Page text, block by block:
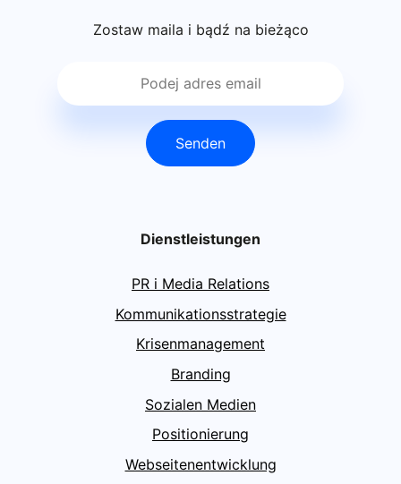
Zostaw maila i bądź na bieżąco
Senden
Dienstleistungen
PR i Media Relations
Kommunikationsstrategie
Krisenmanagement
Branding
Sozialen Medien
Positionierung
Webseitenentwicklung